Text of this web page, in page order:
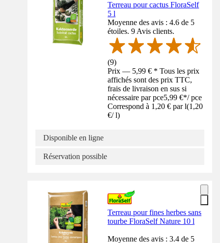
Terreau pour cactus FloraSelf
5 l
Moyenne des avis : 4.6 de 5
étoiles. 9 Avis clients.
(9)
Prix — 5,99 € * Tous les prix
affichés sont des prix TTC,
frais de livraison en sus si
nécessaire par pce5,99 €*/ pce
Correspond à 1,20 € par l(1,20
€/ l)
Disponible en ligne
Réservation possible
Terreau pour fines herbes sans
tourbe FloraSelf Nature 10 l
Moyenne des avis : 3.4 de 5